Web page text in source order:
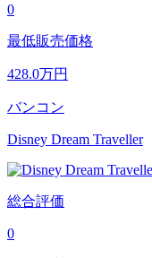
0
最低販売価格
428.0万円
バンコン
Disney Dream Traveller
総合評価
0